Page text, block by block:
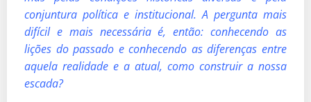
conjuntura política e institucional. A pergunta mais
difícil e mais necessária é, então: conhecendo as
lições do passado e conhecendo as diferenças entre
aquela realidade e a atual, como construir a nossa
escada?